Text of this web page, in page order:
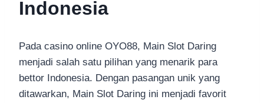
Indonesia
Pada casino online OYO88, Main Slot Daring
menjadi salah satu pilihan yang menarik para
bettor Indonesia. Dengan pasangan unik yang
ditawarkan, Main Slot Daring ini menjadi favorit